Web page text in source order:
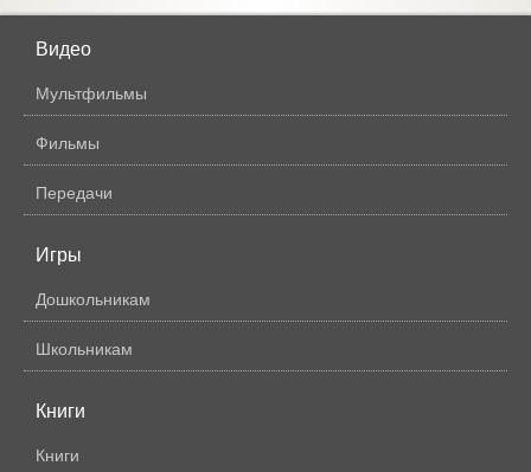
Видео
Мультфильмы
Фильмы
Передачи
Игры
Дошкольникам
Школьникам
Книги
Книги